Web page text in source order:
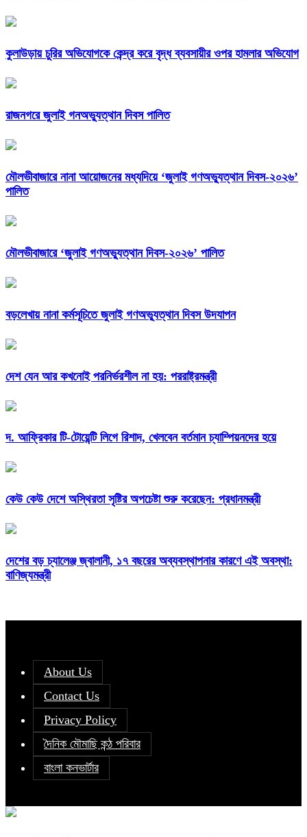
কুলাউড়ায় চুরির অভিযোগকে কেন্দ্র করে বৃদ্ধ ব্যবসায়ীর ওপর হামলার অভিযোগ
রাজনগরে জুলাই গনঅভ্যুত্থান দিবস পালিত
মৌলভীবাজারে নানা আয়োজনের মধ্যদিয়ে ‘জুলাই গণঅভ্যুত্থান দিবস-২০২৬’
পালিত
মৌলভীবাজারে ‘জুলাই গণঅভ্যুত্থান দিবস-২০২৬’ পালিত
বড়লেখায় নানা কর্মসূচিতে জুলাই গণঅভ্যুত্থান দিবস উদযাপন
দেশ যেন আর কখনোই পরনির্ভরশীল না হয়: পররাষ্ট্রমন্ত্রী
দ. আফ্রিকার টি-টোয়েন্টি লিগে রিশাদ, খেলবেন বর্তমান চ্যাম্পিয়নদের হয়ে
কেউ কেউ দেশে অস্থিরতা সৃষ্টির অপচেষ্টা শুরু করেছেন: প্রধানমন্ত্রী
দেশের বড় চ্যালেঞ্জ জ্বালানী, ১৭ বছরের অব্যবস্থাপনার কারণে এই অবস্থা:
বাণিজ্যমন্ত্রী
About Us
Contact Us
Privacy Policy
দৈনিক মৌমাছি কন্ঠ পরিবার
বাংলা কনভার্টার